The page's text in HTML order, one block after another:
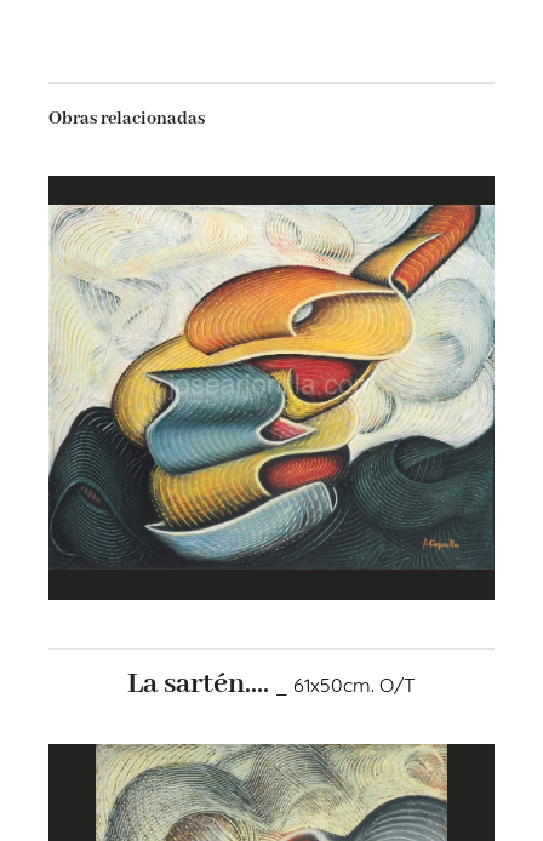
Obras relacionadas
La sartén.... _ 61x50cm. O/T